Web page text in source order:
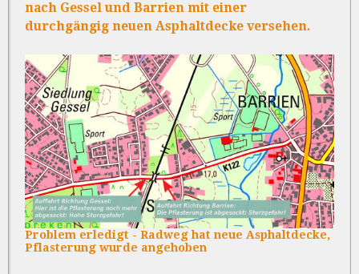
nach Gessel und Barrien mit einer
durchgängig neuen Asphaltdecke versehen.
Problem erledigt - Radweg hat neue Asphaltdecke,
Pflasterung wurde angehoben